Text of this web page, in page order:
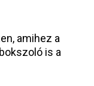
amihez a
is a